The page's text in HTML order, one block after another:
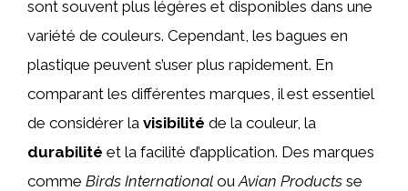
sont souvent plus légères et disponibles dans une
variété de couleurs. Cependant, les bagues en
plastique peuvent s’user plus rapidement. En
comparant les différentes marques, il est essentiel
de considérer la visibilité de la couleur, la
durabilité et la facilité d’application. Des marques
comme Birds International ouAvian Products se